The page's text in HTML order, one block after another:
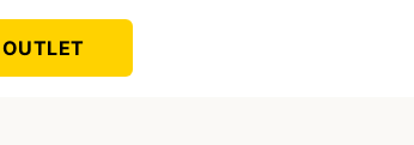
OUTLET